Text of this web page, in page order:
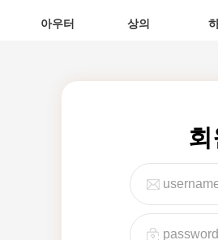
아우터 상의